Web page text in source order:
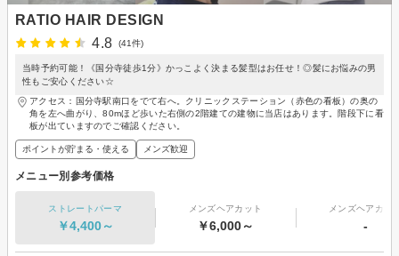
RATIO HAIR DESIGN
4.8
(41件)
当時予約可能！《国分寺徒歩1分》かっこよく決まる髪型はお任せ！◎髪にお悩みの男
性もご安心ください☆
アクセス：国分寺駅南口をでて右へ。クリニックステーション（赤色の看板）の奥の
角を左へ曲がり、80mほど歩いた右側の2階建ての建物に当店はあります。階段下に看
板が出ていますのでご確認ください。
ポイントが貯まる・使える メンズ歓迎
メニュー別参考価格
ストレートパーマ
￥4,400～
メンズヘアカット
￥6,000～
メンズヘアカラ
-